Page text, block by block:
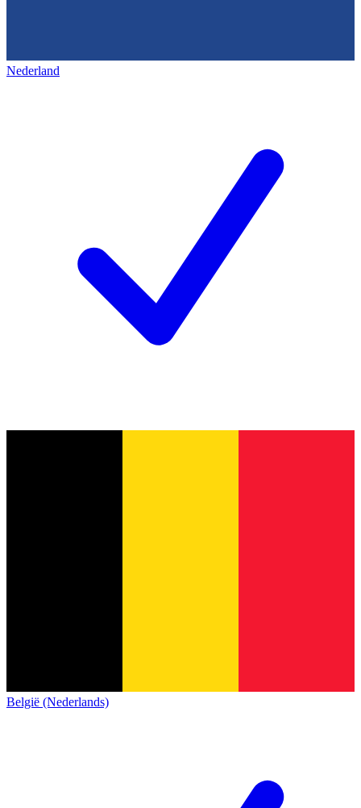
Nederland
België (Nederlands)